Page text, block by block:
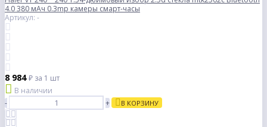
4.0 380 мАч 0.3mp камеры смарт-часы
Артикул: -
8 984₽ за 1 шт
В наличии
-
+ В КОРЗИНУ